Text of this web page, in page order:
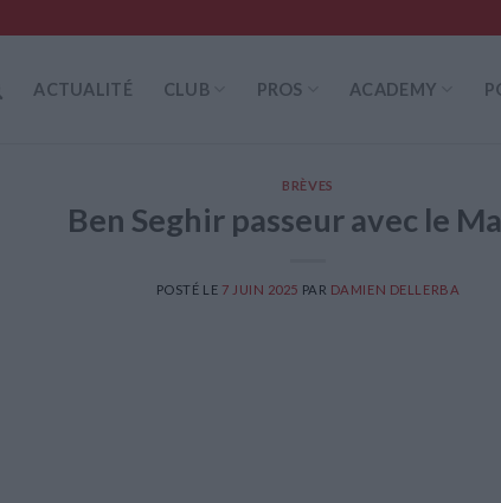
ACTUALITÉ CLUB PROS ACADEMY
BRÈVES
Ben Seghir passeur avec le
POSTÉ LE 7 JUIN 2025 PAR DAMIEN DELLERBA